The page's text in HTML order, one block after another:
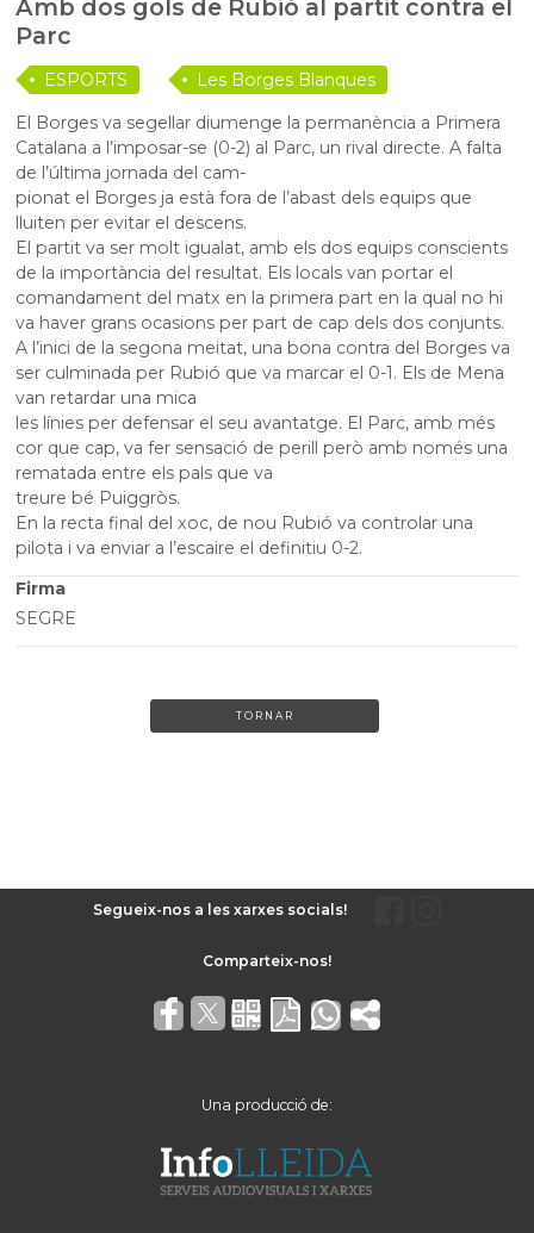
Amb dos gols de Rubió al partit contra el
Parc
ESPORTS
Les Borges Blanques
El Borges va segellar diumenge la permanència a Primera
Catalana a l’imposar-se (0-2) al Parc, un rival directe. A falta
de l’última jornada del cam-
pionat el Borges ja està fora de l’abast dels equips que
lluiten per evitar el descens.
El partit va ser molt igualat, amb els dos equips conscients
de la importància del resultat. Els locals van portar el
comandament del matx en la primera part en la qual no hi
va haver grans ocasions per part de cap dels dos conjunts.
A l’inici de la segona meitat, una bona contra del Borges va
ser culminada per Rubió que va marcar el 0-1. Els de Mena
van retardar una mica
les línies per defensar el seu avantatge. El Parc, amb més
cor que cap, va fer sensació de perill però amb només una
rematada entre els pals que va
treure bé Puiggròs.
En la recta final del xoc, de nou Rubió va controlar una
pilota i va enviar a l’escaire el definitiu 0-2.
Firma
SEGRE
TORNAR
Segueix-nos a les xarxes socials!
Una producció de: